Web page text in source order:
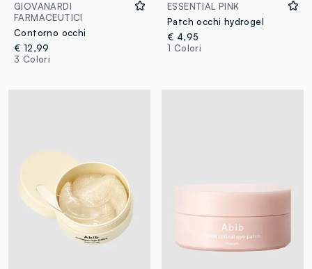
GIOVANARDI
FARMACEUTICI
Contorno occhi
€ 12,99
3 Colori
ESSENTIAL PINK
Patch occhi hydrogel
€ 4,95
1 Colori